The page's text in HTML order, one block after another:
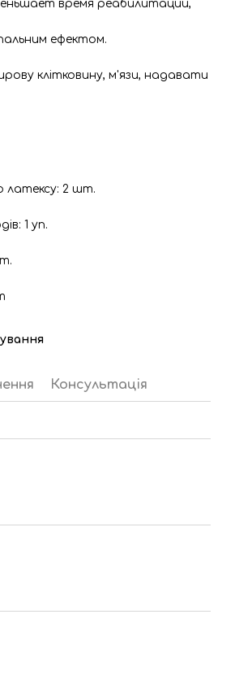
время реабилитации,
ефектом.
клітковину, м'язи, надавати
латексу: 2 шт.
1 уп.
Консультація